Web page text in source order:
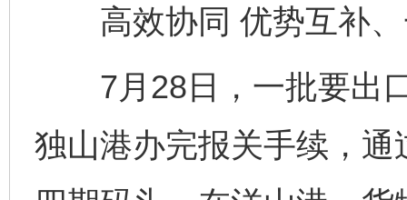
高效协同 优势互补、
7月28日，一批要出口
独山港办完报关手续，